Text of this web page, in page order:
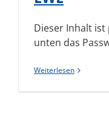
Dieser Inhalt
unten das
Weiterlesen